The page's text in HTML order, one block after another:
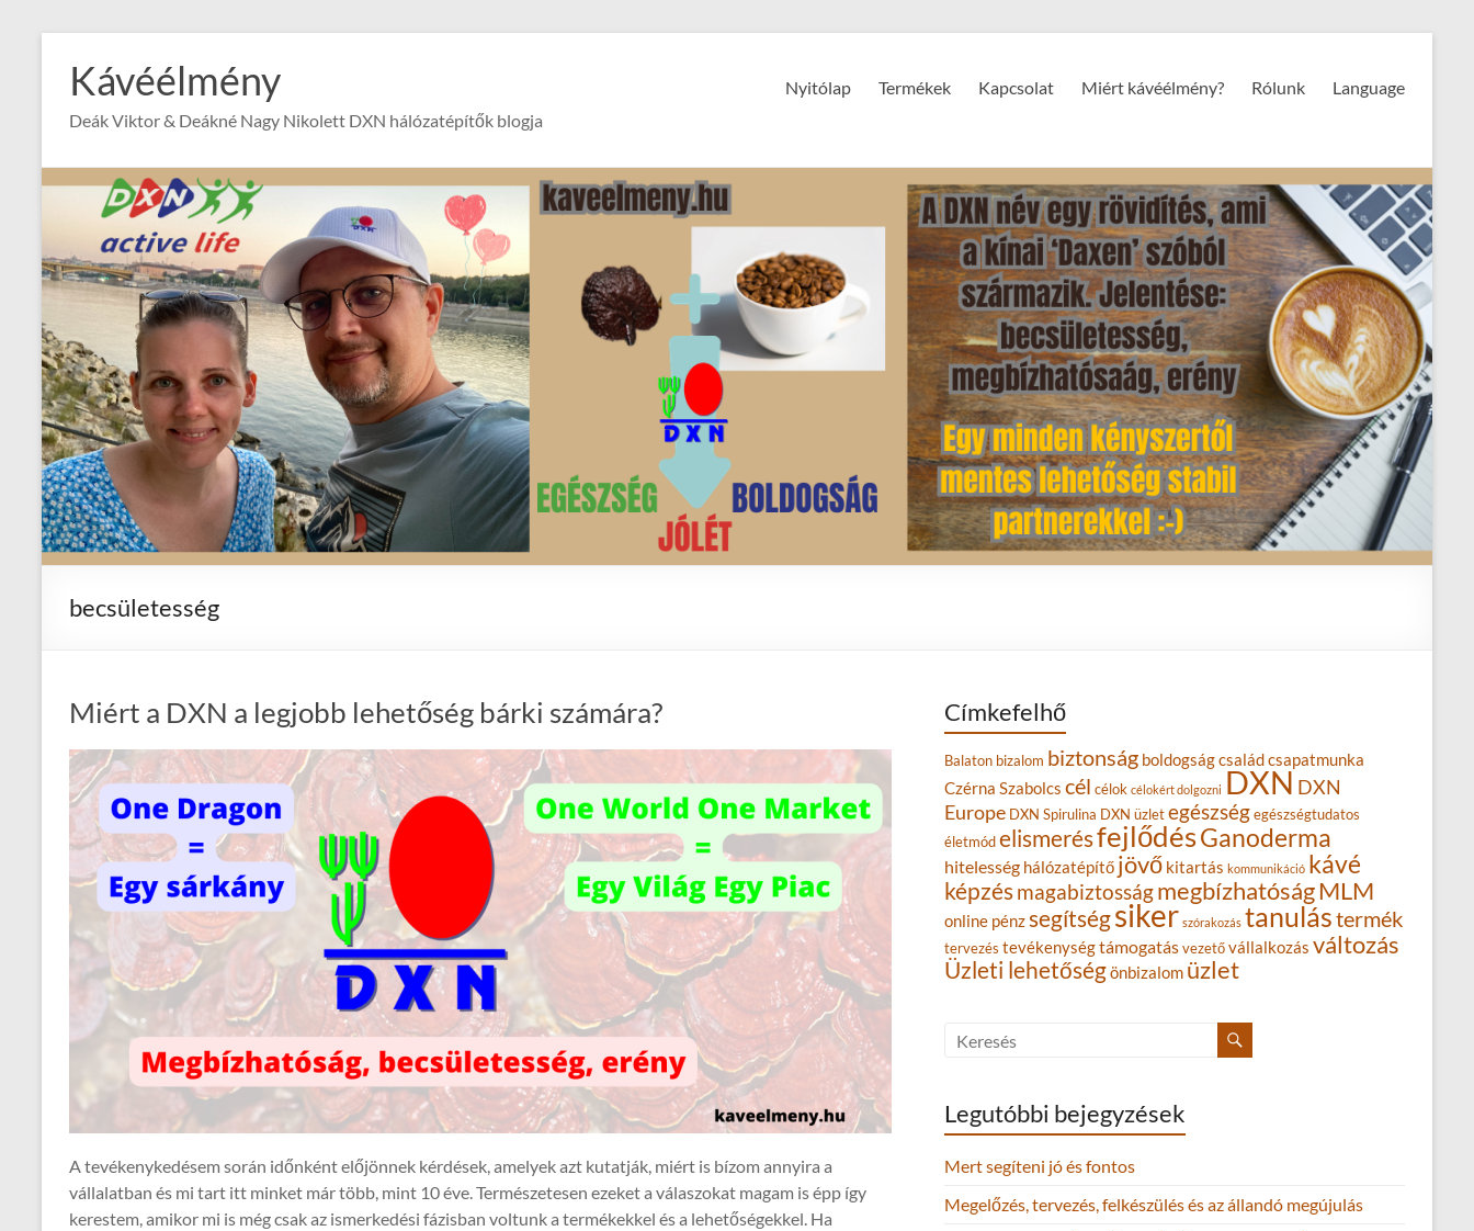
content
Kávéélmény
Deák Viktor & Deákné Nagy Nikolett DXN hálózatépítők blogja
Nyitólap Termékek Kapcsolat Miért kávéélmény? Rólunk Language
becsületesség
Miért a DXN a legjobb lehetőség bárki számára?
A tevékenykedésem során időnként előjönnek kérdések, amelyek azt kutatják, miért is bízom annyira a
vállalatban és mi tart itt minket már több, mint 10 éve. Természetesen ezeket a válaszokat magam is épp így
kerestem, amikor mi is még csak az ismerkedési fázisban voltunk a termékekkel és a lehetőségekkel. Ha
Címkefelhő
Balaton bizalom biztonság boldogságcsaládcsapatmunka
Czérna Szabolcs cél célok célokért dolgozni DXNDXN
Europe DXN Spirulina DXN üzletegészségegészségtudatos
életmódelismerésfejlődésGanoderma
hitelesség hálózatépítő jövő kitartás kommunikáció kávé
képzésmagabiztosságmegbízhatóságMLM
online pénzsegítségsiker szórakozás tanulástermék
tervezés tevékenységtámogatásvezetővállalkozás változás
Üzleti lehetőségönbizalom üzlet
Legutóbbi bejegyzések
Mert segíteni jó és fontos
Megelőzés, tervezés, felkészülés és az állandó megújulás